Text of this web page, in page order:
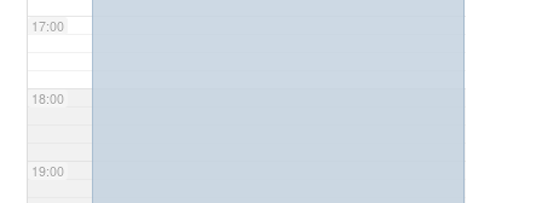
17:00
18:00
19:00